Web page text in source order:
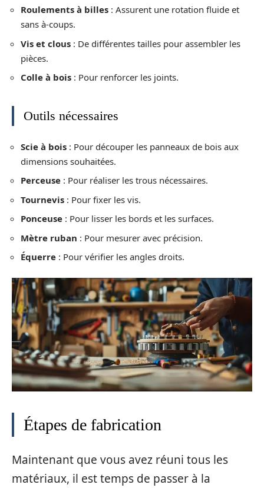
Roulements à billes : Assurent une rotation fluide et
sans à-coups.
Vis et clous : De différentes tailles pour assembler les
pièces.
Colle à bois : Pour renforcer les joints.
Outils nécessaires
Scie à bois : Pour découper les panneaux de bois aux
dimensions souhaitées.
Perceuse : Pour réaliser les trous nécessaires.
Tournevis : Pour fixer les vis.
Ponceuse : Pour lisser les bords et les surfaces.
Mètre ruban : Pour mesurer avec précision.
Équerre : Pour vérifier les angles droits.
Étapes de fabrication
Maintenant que vous avez réuni tous les
matériaux, il est temps de passer à la